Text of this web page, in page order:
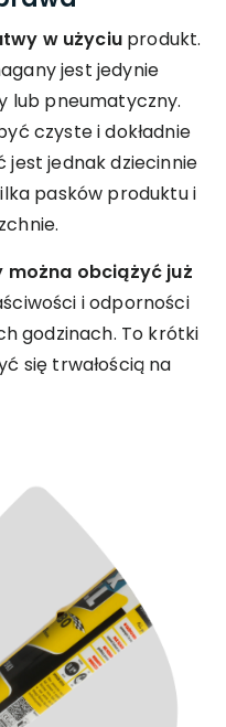
w użyciuprodukt.
jest jedynie
lub pneumatyczny.
czyste i dokładnie
jest jednak dziecinnie
pasków produktu i
można obciążyć już
i odporności
godzinach. To krótki
się trwałością na